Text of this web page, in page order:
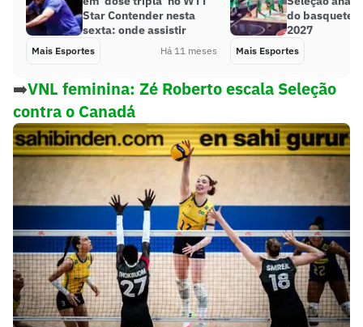
Star Contender nesta
sexta: onde assistir
Mais Esportes Há 11 meses
do basquete
2027
Mais Esportes
➡️VNL feminina: Zé Roberto escala Seleção
contra o Canadá